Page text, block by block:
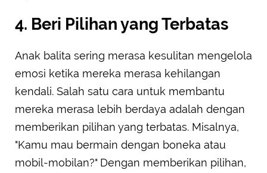
4. Beri Pilihan yang Terbatas
Anak balita sering merasa kesulitan mengelola
emosi ketika mereka merasa kehilangan
kendali. Salah satu cara untuk membantu
mereka merasa lebih berdaya adalah dengan
memberikan pilihan yang terbatas. Misalnya,
"Kamu mau bermain dengan boneka atau
mobil-mobilan?" Dengan memberikan pilihan,